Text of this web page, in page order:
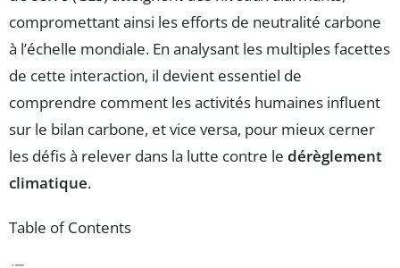
compromettant ainsi les efforts de neutralité carbone
à l’échelle mondiale. En analysant les multiples facettes
de cette interaction, il devient essentiel de
comprendre comment les activités humaines influent
sur le bilan carbone, et vice versa, pour mieux cerner
les défis à relever dans la lutte contre le dérèglement
climatique.
Table of Contents